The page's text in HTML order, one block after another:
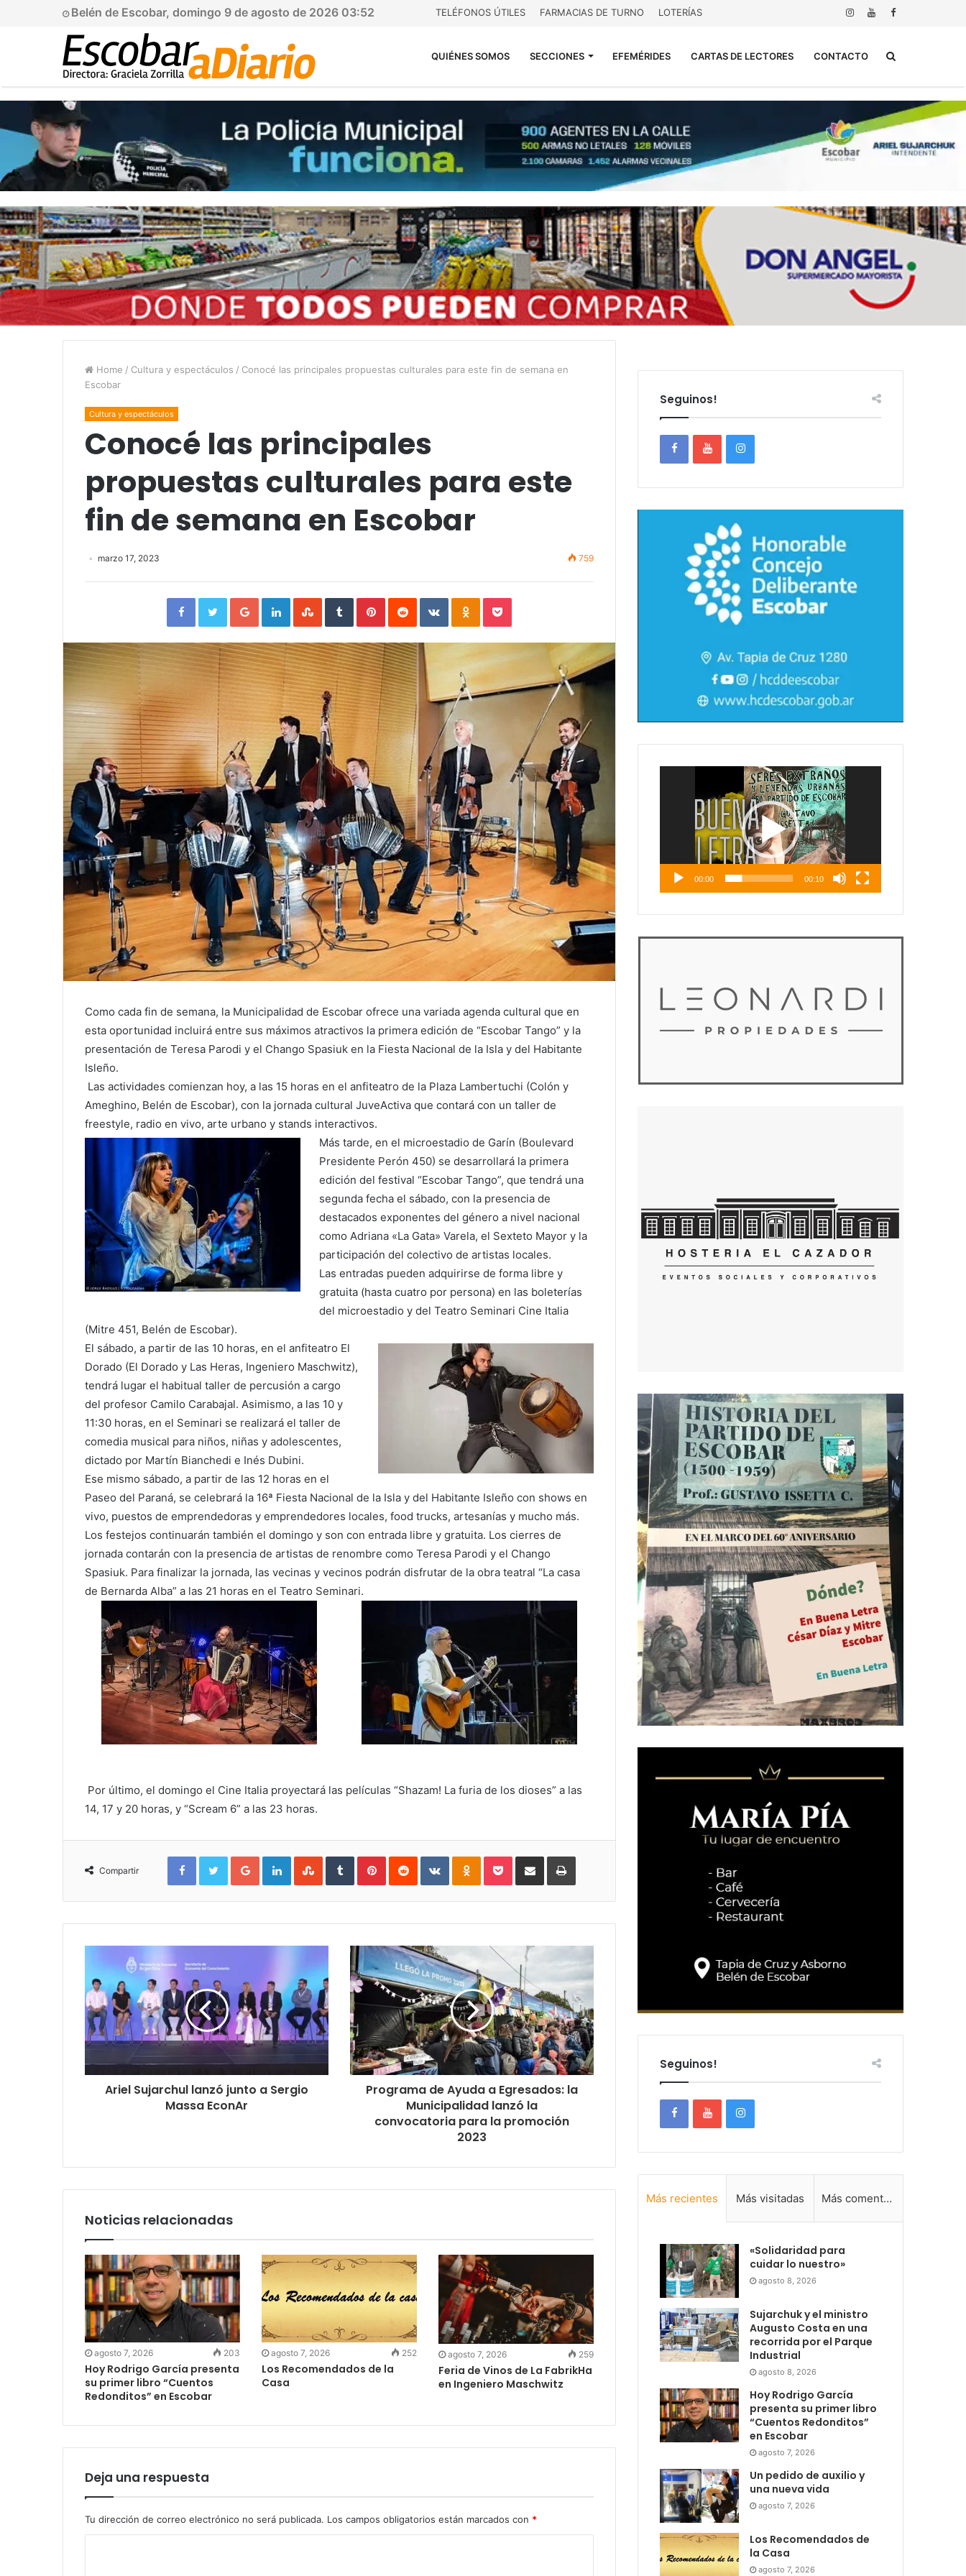
Belén de Escobar, domingo 9 de agosto de 2026 03:52 TELÉFONOS ÚTILES FARMACIAS DE TURNO LOTERÍAS
QUIÉNES SOMOS SECCIONES EFEMÉRIDES CARTAS DE LECTORES CONTACTO
Home / Cultura y espectáculos / Conocé las principales propuestas culturales para este fin de semana en
Escobar
Cultura y espectáculos
Conocé las principales
propuestas culturales para este
fin de semana en Escobar
marzo 17, 2023 759
FacebookTwitterGoogle+LinkedInStumbleUpon
TumblrPinterestReddit VKontakteOdnoklassniki
Pocket
Como cada fin de semana, la Municipalidad de Escobar ofrece una variada agenda cultural que en
esta oportunidad incluirá entre sus máximos atractivos la primera edición de “Escobar Tango” y la
presentación de Teresa Parodi y el Chango Spasiuk en la Fiesta Nacional de la Isla y del Habitante
Isleño.
Las actividades comienzan hoy, a las 15 horas en el anfiteatro de la Plaza Lambertuchi (Colón y
Ameghino, Belén de Escobar), con la jornada cultural JuveActiva que contará con un taller de
freestyle, radio en vivo, arte urbano y stands interactivos.
Más tarde, en el microestadio de Garín (Boulevard
Presidente Perón 450) se desarrollará la primera
edición del festival “Escobar Tango”, que tendrá una
segunda fecha el sábado, con la presencia de
destacados exponentes del género a nivel nacional
como Adriana «La Gata» Varela, el Sexteto Mayor y la
participación del colectivo de artistas locales.
Las entradas pueden adquirirse de forma libre y
gratuita (hasta cuatro por persona) en las boleterías
del microestadio y del Teatro Seminari Cine Italia
(Mitre 451, Belén de Escobar).
El sábado, a partir de las 10 horas, en el anfiteatro El
Dorado (El Dorado y Las Heras, Ingeniero Maschwitz),
tendrá lugar el habitual taller de percusión a cargo
del profesor Camilo Carabajal. Asimismo, a las 10 y
11:30 horas, en el Seminari se realizará el taller de
comedia musical para niños, niñas y adolescentes,
dictado por Martín Bianchedi e Inés Dubini.
Ese mismo sábado, a partir de las 12 horas en el
Paseo del Paraná, se celebrará la 16ª Fiesta Nacional de la Isla y del Habitante Isleño con shows en
vivo, puestos de emprendedoras y emprendedores locales, food trucks, artesanías y mucho más.
Los festejos continuarán también el domingo y son con entrada libre y gratuita. Los cierres de
jornada contarán con la presencia de artistas de renombre como Teresa Parodi y el Chango
Spasiuk. Para finalizar la jornada, las vecinas y vecinos podrán disfrutar de la obra teatral “La casa
de Bernarda Alba” a las 21 horas en el Teatro Seminari.
Por último, el domingo el Cine Italia proyectará las películas “Shazam! La furia de los dioses” a las
14, 17 y 20 horas, y “Scream 6” a las 23 horas.
Compartir
FacebookTwitterGoogle+LinkedInStumbleUpon
TumblrPinterestReddit VKontakteOdnoklassniki
PocketCompartirImprimir
Ariel Sujarchul lanzó junto a Sergio
Massa EconAr
Programa de Ayuda a Egresados: la
Municipalidad lanzó la
convocatoria para la promoción
2023
Noticias relacionadas
agosto 7, 2026 203
Hoy Rodrigo García presenta
su primer libro “Cuentos
Redonditos” en Escobar
agosto 7, 2026 252
Los Recomendados de la
Casa
agosto 7, 2026 259
Feria de Vinos de La FabrikHa
en Ingeniero Maschwitz
Deja una respuesta
Tu dirección de correo electrónico no será publicada. Los campos obligatorios están marcados con *
Seguinos!
00:00 00:10
Seguinos!
Más recientes Más visitadas Más comentadas
«Solidaridad para
cuidar lo nuestro»
agosto 8, 2026
Sujarchuk y el ministro
Augusto Costa en una
recorrida por el Parque
Industrial
agosto 8, 2026
Hoy Rodrigo García
presenta su primer libro
“Cuentos Redonditos”
en Escobar
agosto 7, 2026
Un pedido de auxilio y
una nueva vida
agosto 7, 2026
Los Recomendados de
la Casa
agosto 7, 2026